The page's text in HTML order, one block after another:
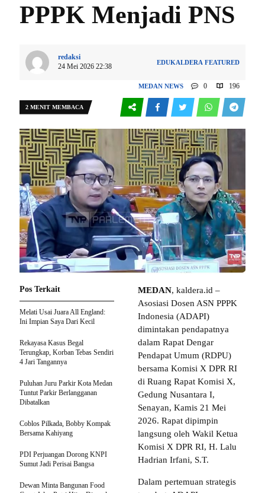
PPPK Menjadi PNS
redaksi
24 Mei 2026 22:38
EDUKALDERA FEATURED
MEDAN NEWS 0 196
2 MENIT MEMBACA
MEDAN, kaldera.id –
Asosiasi Dosen ASN PPPK
Indonesia (ADAPI)
dimintakan pendapatnya
dalam Rapat Dengar
Pendapat Umum (RDPU)
bersama Komisi X DPR RI
di Ruang Rapat Komisi X,
Gedung Nusantara I,
Senayan, Kamis 21 Mei
2026. Rapat dipimpin
langsung oleh Wakil Ketua
Komisi X DPR RI, H. Lalu
Hadrian Irfani, S.T.
Dalam pertemuan strategis
Pos Terkait
Melati Usai Juara All England:
Ini Impian Saya Dari Kecil
Rekayasa Kasus Begal
Terungkap, Korban Tebas Sendiri
4 Jari Tangannya
Puluhan Juru Parkir Kota Medan
Tuntut Parkir Berlangganan
Dibatalkan
Coblos Pilkada, Bobby Kompak
Bersama Kahiyang
PDI Perjuangan Dorong KNPI
Sumut Jadi Perisai Bangsa
Dewan Minta Bangunan Food